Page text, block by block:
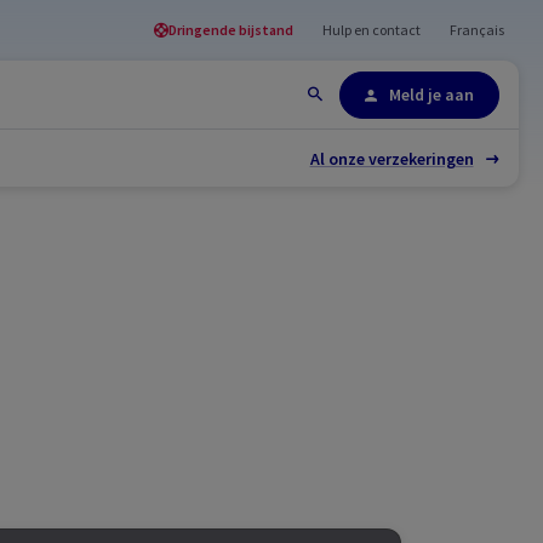
Dringende bijstand Hulp en contact Français
Meld je aan
Al onze verzekeringen